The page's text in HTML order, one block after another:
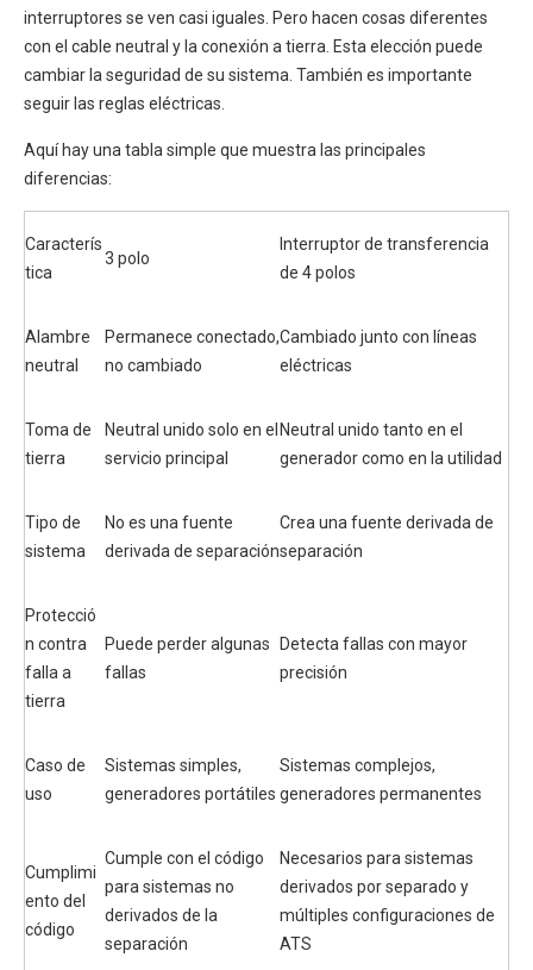
interruptores se ven casi iguales. Pero hacen cosas diferentes
con el cable neutral y la conexión a tierra. Esta elección puede
cambiar la seguridad de su sistema. También es importante
seguir las reglas eléctricas.
Aquí hay una tabla simple que muestra las principales
diferencias:
Caracterís
tica
3 polo
Interruptor de transferencia
de 4 polos
Alambre
neutral
Permanece conectado,
no cambiado
Cambiado junto con líneas
eléctricas
Toma de
tierra
Neutral unido solo en el
servicio principal
Neutral unido tanto en el
generador como en la utilidad
Tipo de
sistema
No es una fuente
derivada de separación
Crea una fuente derivada de
separación
Protecció
n contra
falla a
tierra
Puede perder algunas
fallas
Detecta fallas con mayor
precisión
Caso de
uso
Sistemas simples,
generadores portátiles
Sistemas complejos,
generadores permanentes
Cumplimi
ento del
código
Cumple con el código
para sistemas no
derivados de la
separación
Necesarios para sistemas
derivados por separado y
múltiples configuraciones de
ATS